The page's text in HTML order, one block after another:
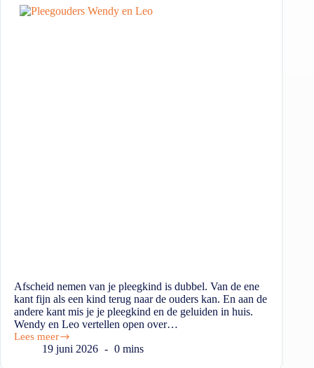
Afscheid nemen van je pleegkind is dubbel. Van de ene
kant fijn als een kind terug naar de ouders kan. En aan de
andere kant mis je je pleegkind en de geluiden in huis.
Wendy en Leo vertellen open over…
Lees meer
19 juni 2026 0 mins